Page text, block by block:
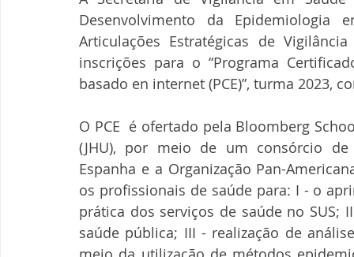
Desenvolvimento da Epidemiologia
Articulações Estratégicas de
inscrições para o “Programa
basado en internet (PCE)”, turma 2023,
O PCE  é ofertado pela Bloomberg
(JHU), por meio de um consórcio de
Espanha e a Organização Pan-
os profissionais de saúde para: I - o
prática dos serviços de saúde no SUS;
saúde pública; III - realização de